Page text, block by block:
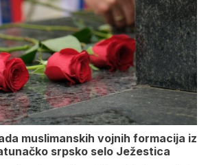
muslimanskih vojnih formacija iz
srpsko selo Јežestica